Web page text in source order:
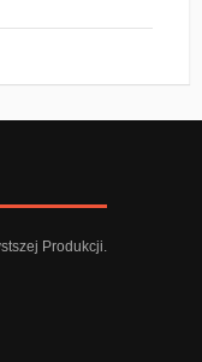
Produkcji.